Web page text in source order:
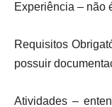
Experiência – não
Requisitos
possuir
Atividades –